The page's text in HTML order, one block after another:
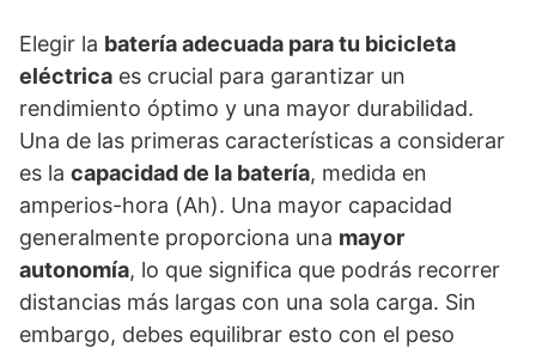
Elegir la batería adecuada para tu bicicleta
eléctrica es crucial para garantizar un
rendimiento óptimo y una mayor durabilidad.
Una de las primeras características a considerar
es la capacidad de la batería, medida en
amperios-hora (Ah). Una mayor capacidad
generalmente proporciona una mayor
autonomía, lo que significa que podrás recorrer
distancias más largas con una sola carga. Sin
embargo, debes equilibrar esto con el peso